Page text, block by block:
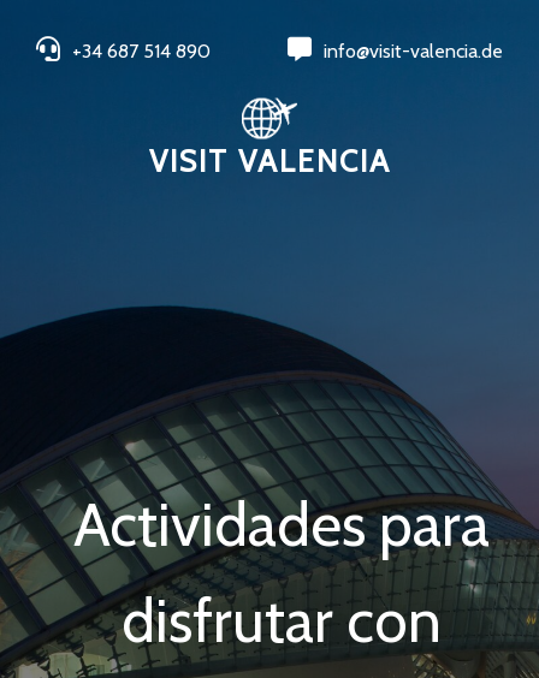
+34 687 514 890 info@visit-valencia.de
VISIT VALENCIA
Actividades para
disfrutar con